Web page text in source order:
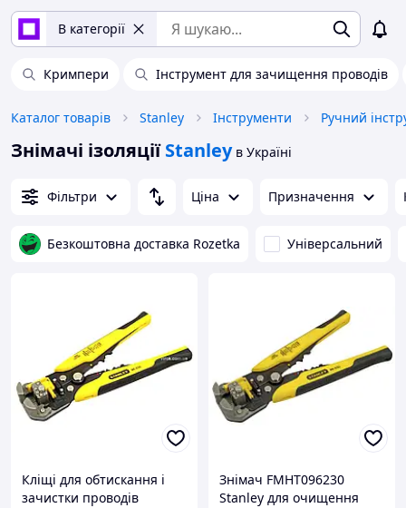
В категорії
Кримпери Інструмент для зачищення проводів
Каталог товарів Stanley Інструменти Ручний
Знімачі ізоляції Stanley в Україні
Фільтри Ціна Призначення
Безкоштовна доставка Rozetka Універсальний
Кліщі для обтискання і
зачистки проводів
Знімач FMHT096230
Stanley для очищення